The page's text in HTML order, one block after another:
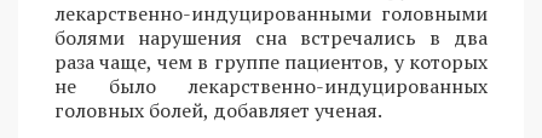
лекарственно-индуцированными головными
болями нарушения сна встречались в два
раза чаще, чем в группе пациентов, у которых
не было лекарственно-индуцированных
головных болей, добавляет ученая.